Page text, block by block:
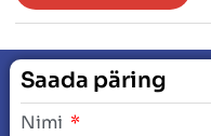
Saada päring
Nimi